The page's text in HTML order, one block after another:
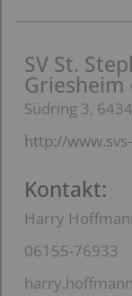
SV St.
Griesheim
Südring 3,
http://
Kontakt:
Harry
06155-76933